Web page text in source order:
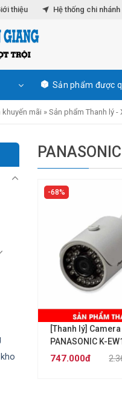
thiệu Hệ thống chi nhánh
Sản phẩm được
khuyến mãi » Sản phẩm Thanh lý -
PANASONIC
68%
[Thanh lý]
PANASONIC K-
747.000đ